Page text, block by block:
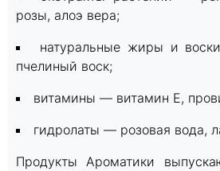
розы, алоэ вера;
натуральные жиры и
пчелиный воск;
витамины — витамин Е,
гидролаты — розовая вода,
Продукты Ароматики